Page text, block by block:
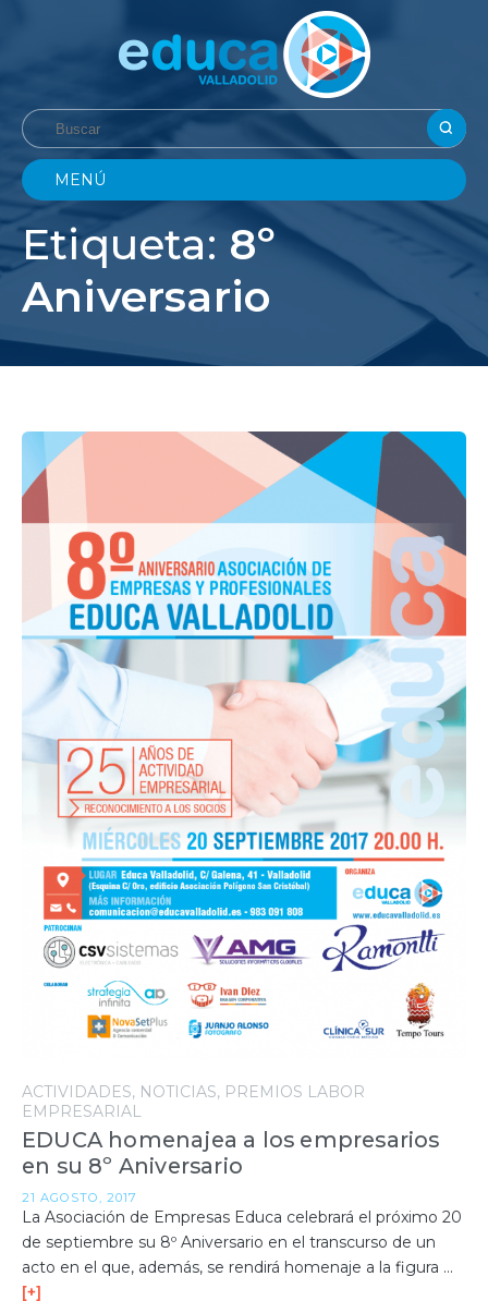
MENÚ
Etiqueta: 8º
Aniversario
ACTIVIDADES NOTICIAS PREMIOS LABOR
EMPRESARIAL
EDUCA homenajea a los empresarios
en su 8º Aniversario
21 AGOSTO, 2017
La Asociación de Empresas Educa celebrará el próximo 20
de septiembre su 8º Aniversario en el transcurso de un
acto en el que, además, se rendirá homenaje a la figura …
[+]